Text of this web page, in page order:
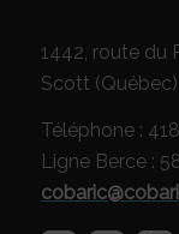
1442, route du
Scott
Téléphone :
Ligne Berce :